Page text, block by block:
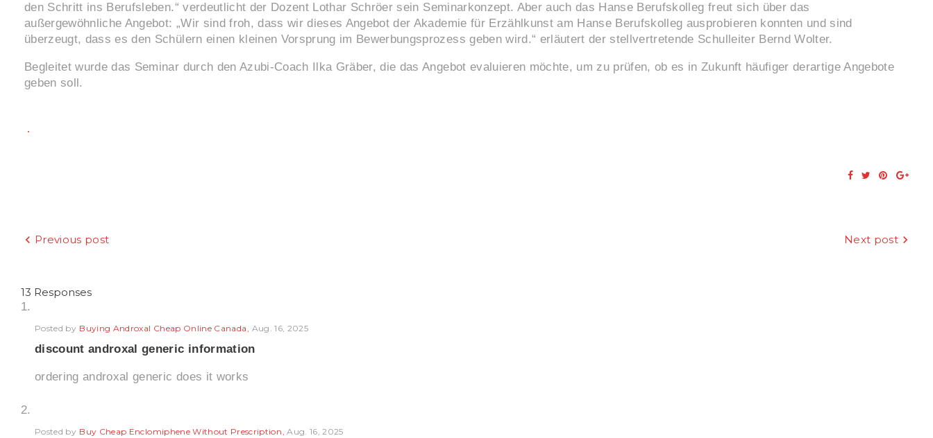
den Schritt ins Berufsleben.“ verdeutlicht der Dozent Lothar Schröer sein Seminarkonzept. Aber auch das Hanse Berufskolleg freut sich über das
außergewöhnliche Angebot: „Wir sind froh, dass wir dieses Angebot der Akademie für Erzählkunst am Hanse Berufskolleg ausprobieren konnten und sind
überzeugt, dass es den Schülern einen kleinen Vorsprung im Bewerbungsprozess geben wird.“ erläutert der stellvertretende Schulleiter Bernd Wolter.
Begleitet wurde das Seminar durch den Azubi-Coach Ilka Gräber, die das Angebot evaluieren möchte, um zu prüfen, ob es in Zukunft häufiger derartige Angebote
geben soll.
Facebook
TwitterPinterest
Beitragsnavigation
Previous post Next post
13 Responses
Posted by Buying Androxal Cheap Online Canada Aug. 16, 2025
discount androxal generic information
ordering androxal generic does it works
Posted by Buy Cheap Enclomiphene Without Prescription Aug. 16, 2025